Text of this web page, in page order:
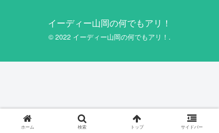
イーディー山岡の何でもアリ！
© 2022 イーディー山岡の何でもアリ！.
ホーム 検索 トップ サイドバー